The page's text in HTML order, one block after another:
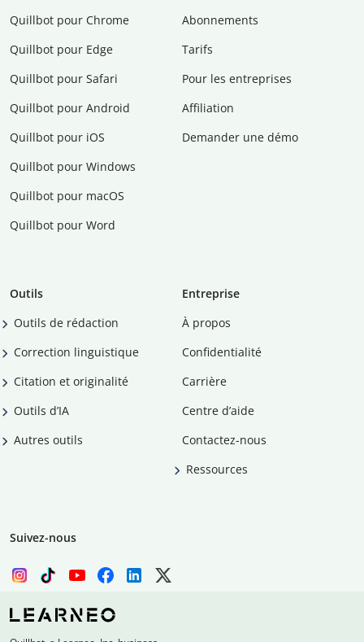
Quillbot pour Chrome
Quillbot pour Edge
Quillbot pour Safari
Quillbot pour Android
Quillbot pour iOS
Quillbot pour Windows
Quillbot pour macOS
Quillbot pour Word
Abonnements
Tarifs
Pour les entreprises
Affiliation
Demander une démo
Outils
Outils de rédaction
Correction linguistique
Citation et originalité
Outils d’IA
Autres outils
Entreprise
À propos
Confidentialité
Carrière
Centre d’aide
Contactez-nous
Ressources
Suivez-nous